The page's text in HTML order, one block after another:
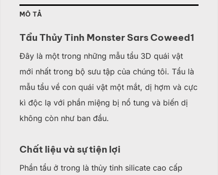
MÔ TẢ
Tẩu Thủy Tinh Monster Sars Coweed1
Đây là một trong những mẫu tẩu 3D quái vật
mới nhất trong bộ sưu tập của chúng tôi. Tẩu là
mẫu tẩu về con quái vật một mắt, dị hợm và cực
kì độc lạ với phần miệng bị nổ tung và biến dị
không còn như ban đầu.
Chất liệu và sự tiện lợi
Phần tẩu ở trong là thủy tinh silicate cao cấp